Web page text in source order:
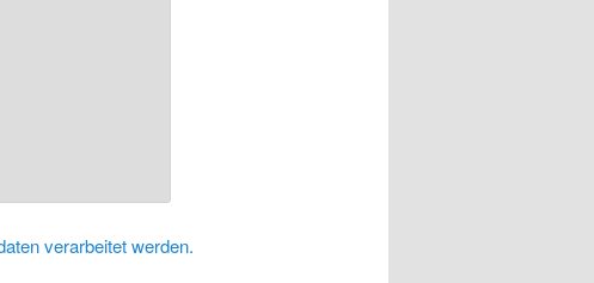
verarbeitet werden.